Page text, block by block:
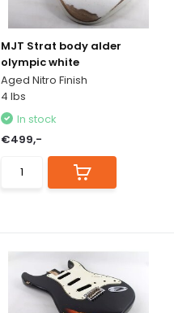
MJT Strat body alder
olympic white
Aged Nitro Finish
4 lbs
In stock
€499,-